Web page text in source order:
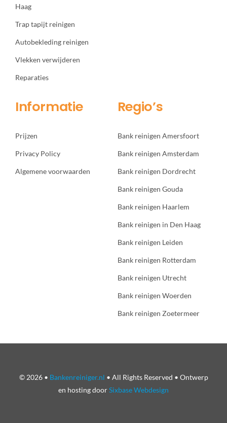
Haag
Trap tapijt reinigen
Autobekleding reinigen
Vlekken verwijderen
Reparaties
Informatie
Prijzen
Privacy Policy
Algemene voorwaarden
Regio’s
Bank reinigen Amersfoort
Bank reinigen Amsterdam
Bank reinigen Dordrecht
Bank reinigen Gouda
Bank reinigen Haarlem
Bank reinigen in Den Haag
Bank reinigen Leiden
Bank reinigen Rotterdam
Bank reinigen Utrecht
Bank reinigen Woerden
Bank reinigen Zoetermeer
© 2026 • Bankenreiniger.nl • All Rights Reserved • Ontwerp
en hosting doorSixbase Webdesign